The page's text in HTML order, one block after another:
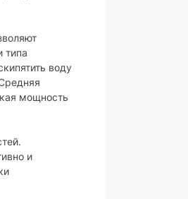
мм
типа
воду
мощность
и